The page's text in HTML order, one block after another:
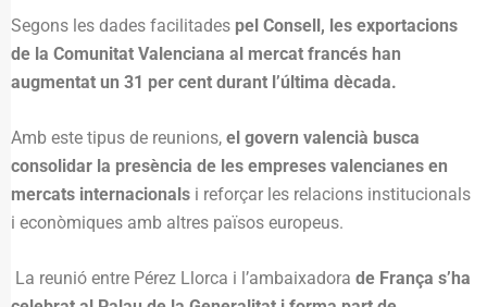
Segons les dades facilitades pel Consell, les exportacions
de la Comunitat Valenciana al mercat francés han
augmentat un 31 per cent durant l’última dècada.
Amb este tipus de reunions, el govern valencià busca
consolidar la presència de les empreses valencianes en
mercats internacionals i reforçar les relacions institucionals
i econòmiques amb altres països europeus.
La reunió entre Pérez Llorca i l’ambaixadora de França s’ha